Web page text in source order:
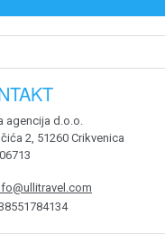
agencija d.o.o.
2, 51260 Crikvenica